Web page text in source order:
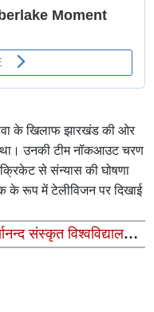
के खिलाफ झारखंड की ओर
उनकी टीम नॉकआउट चरण
से संन्यास की घोषणा
के रूप में टेलीविजन पर दिखाई
संस्कृत विश्वविद्यालय
को मिलेगी गति